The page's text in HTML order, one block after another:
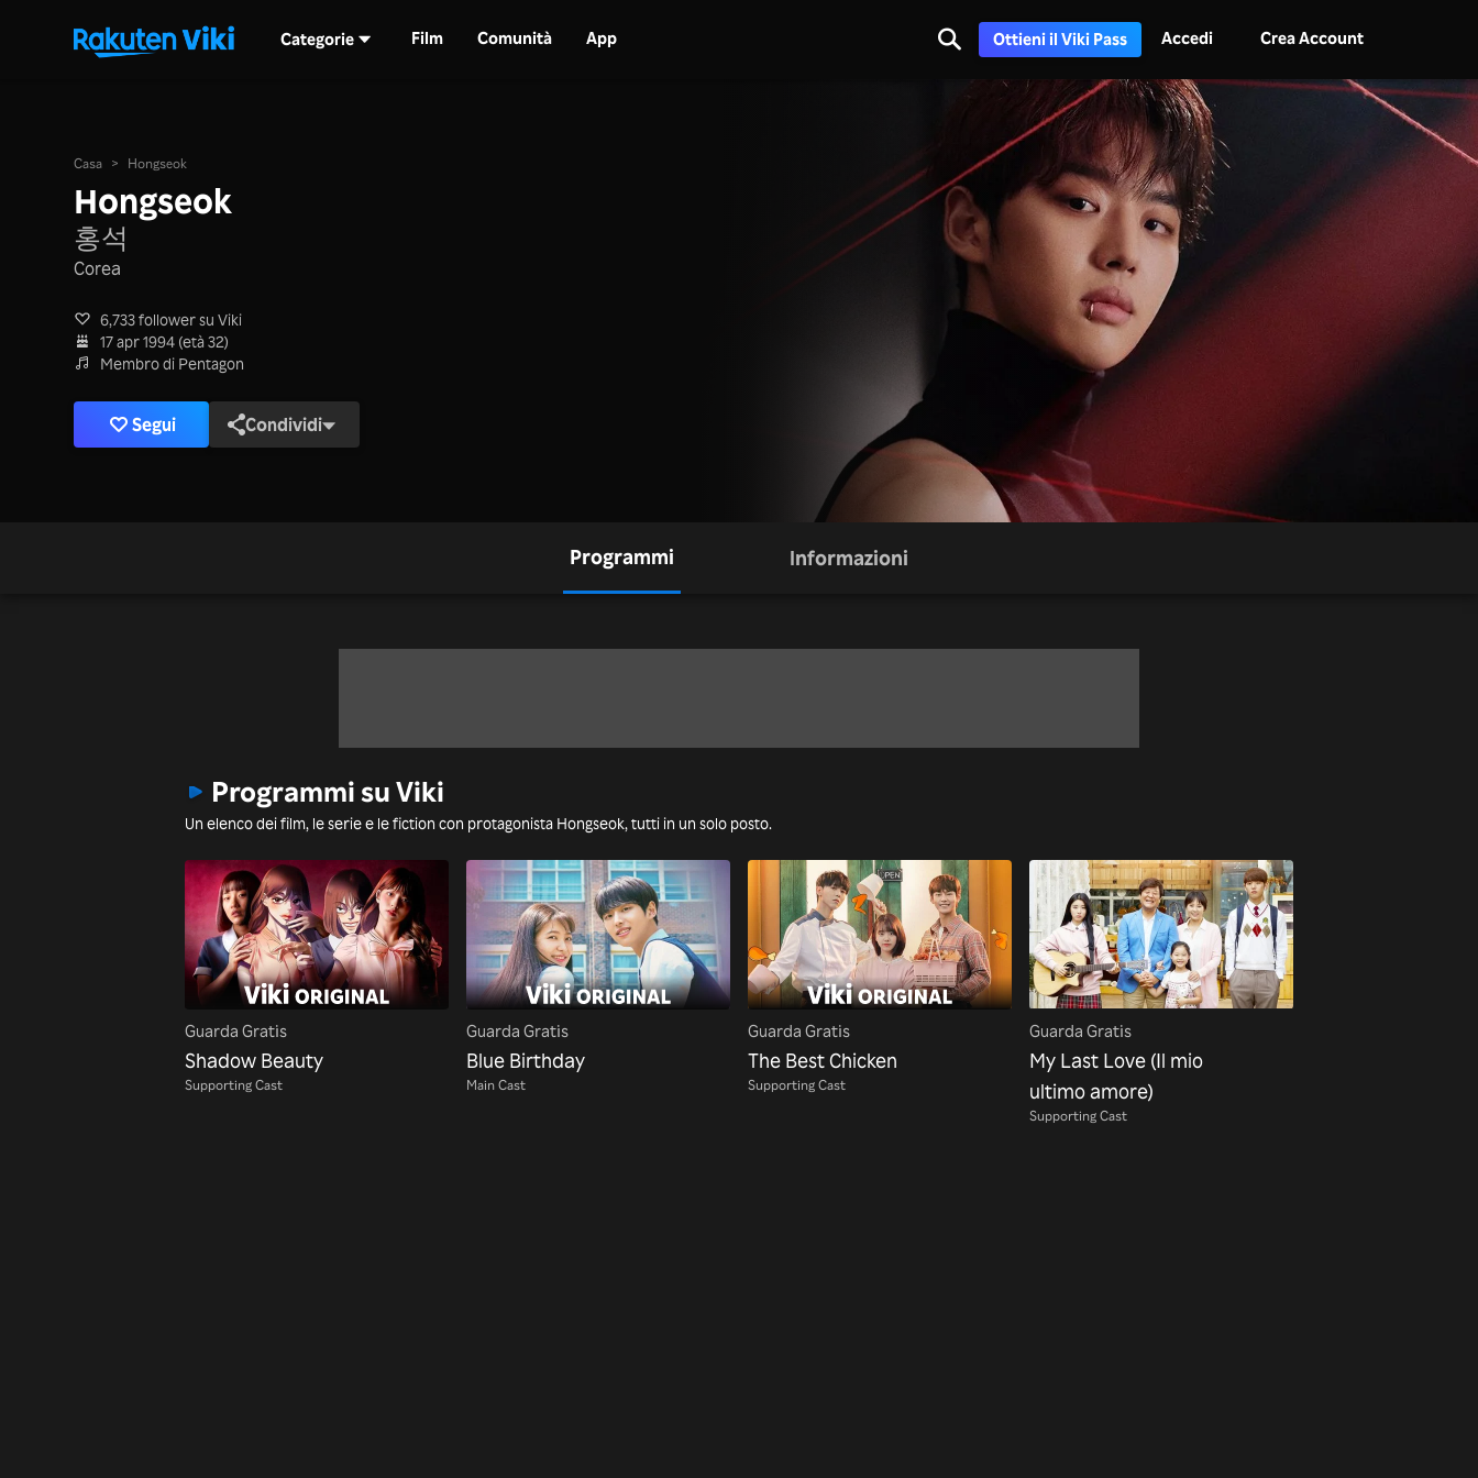
Categorie Film Comunità App Ottieni il Viki Pass Accedi Crea Account
Casa > Hongseok
Hongseok
홍석
Corea
6,733 follower su Viki
17 apr 1994 (età 32)
Membro di Pentagon
Segui Condividi
Programmi Informazioni
Programmi su Viki
Un elenco dei film, le serie e le fiction con protagonista Hongseok, tutti in un solo posto.
Guarda Gratis
Shadow Beauty
Supporting Cast
Guarda Gratis
Blue Birthday
Main Cast
Guarda Gratis
The Best Chicken
Supporting Cast
Guarda Gratis
My Last Love (Il mio
ultimo amore)
Supporting Cast